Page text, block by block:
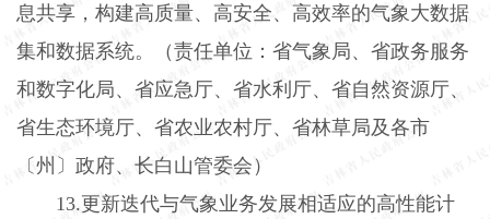
息共享，构建高质量、高安全、高效率的气象大数据
集和数据系统。（责任单位：省气象局、省政务服务
和数字化局、省应急厅、省水利厅、省自然资源厅、
省生态环境厅、省农业农村厅、省林草局及各市
〔州〕政府、长白山管委会）
13.更新迭代与气象业务发展相适应的高性能计